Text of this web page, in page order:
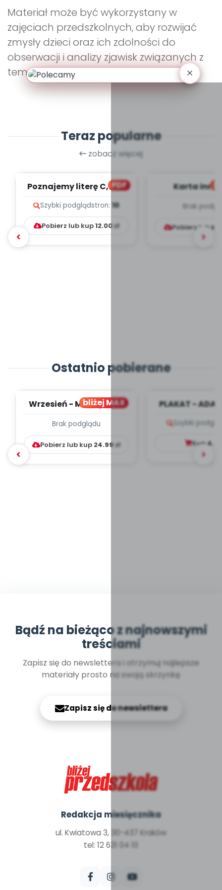
Materiał może być wykorzystany w
zajęciach przedszkolnych, aby rozwijać
zmysły dzieci oraz ich zdolności do
obserwacji i analizy zjawisk związanych z
temperaturą.
Teraz popularne
zobacz więcej
PDF
Poznajemy literę C, cz. 1
Szybki podglądstron: 10
Pobierz lub kup12.00zł
Karta
Brak
Pobierz lub
Ostatnio pobierane
bliżej MAX
Wrzesień - MIESIĘCZNY
WYCHOWAWCZO –
DYDAKTYC...
Brak podglądu
Pobierz lub kup 24.99 zł
PLAKAT -
Szybki
Kup
Bądź na bieżąco z najnowszymi
treściami
Zapisz się do newslettera i otrzymuj najlepsze
materiały prosto na swoją skrzynkę
Zapisz się do newslettera
Redakcja miesięcznika
ul. Kwiatowa 3, 30-437 Kraków
tel: 12 631 04 10